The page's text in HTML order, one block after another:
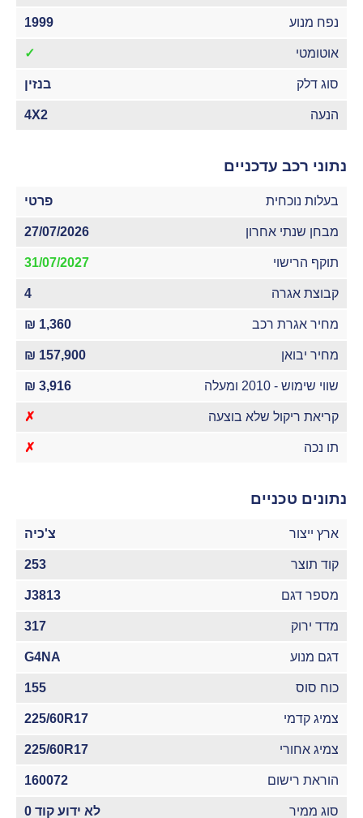
נפח מנוע 1999
אוטומטי ✓
סוג דלק בנזין
הנעה 4X2
נתוני רכב עדכניים
בעלות נוכחית פרטי
מבחן שנתי אחרון 27/07/2026
תוקף הרישוי 31/07/2027
קבוצת אגרה 4
מחיר אגרת רכב 1,360 ₪
מחיר יבואן 157,900 ₪
שווי שימוש - 2010 ומעלה 3,916 ₪
קריאת ריקול שלא בוצעה ✗
תו נכה ✗
נתונים טכניים
ארץ ייצור צ'כיה
קוד תוצר 253
מספר דגם J3813
מדד ירוק 317
דגם מנוע G4NA
כוח סוס 155
צמיג קדמי 225/60R17
צמיג אחורי 225/60R17
הוראת רישום 160072
סוג ממיר לא ידוע קוד 0